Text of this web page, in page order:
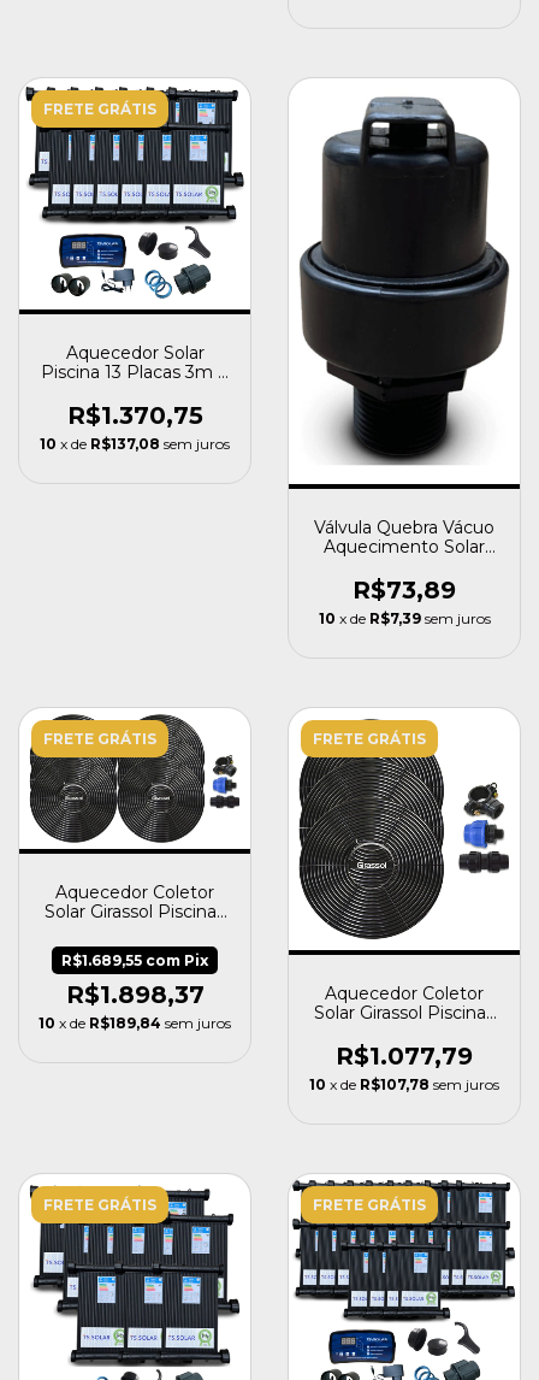
FRETE GRÁTIS
Aquecedor Solar
Piscina 13 Placas 3m +
R$1.370,75
10 x de R$137,08 sem juros
Válvula Quebra Vácuo
Aquecimento Solar
R$73,89
10 x de R$7,39 sem juros
FRETE GRÁTIS
Aquecedor Coletor
Solar Girassol Piscinas
R$1.898,37
R$1.689,55 com Pix
10 x de R$189,84 sem juros
FRETE GRÁTIS
Aquecedor Coletor
Solar Girassol Piscinas
R$1.077,79
10 x de R$107,78 sem juros
FRETE GRÁTIS FRETE GRÁTIS